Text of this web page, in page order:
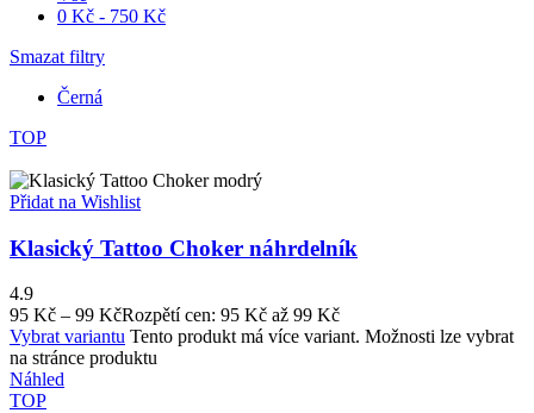
0 Kč - 750 Kč
Smazat filtry
Černá
TOP
Přidat na Wishlist
Klasický Tattoo Choker náhrdelník
4.9
95 Kč – 99 KčRozpětí cen: 95 Kč až 99 Kč
Vybrat variantu Tento produkt má více variant. Možnosti lze vybrat
na stránce produktu
Náhled
TOP